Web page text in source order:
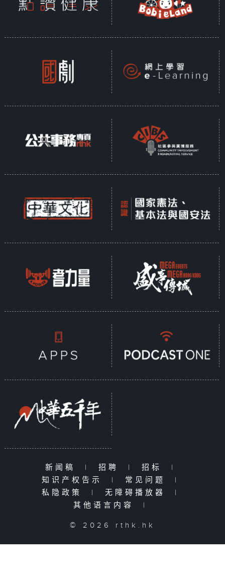
新闻稿 | 招聘 | 招标
|
知识产权告示
| 常见问题
|
私隐政策
| 无障碍播放器
|
其他语言内容
|
© 2026 rthk.hk